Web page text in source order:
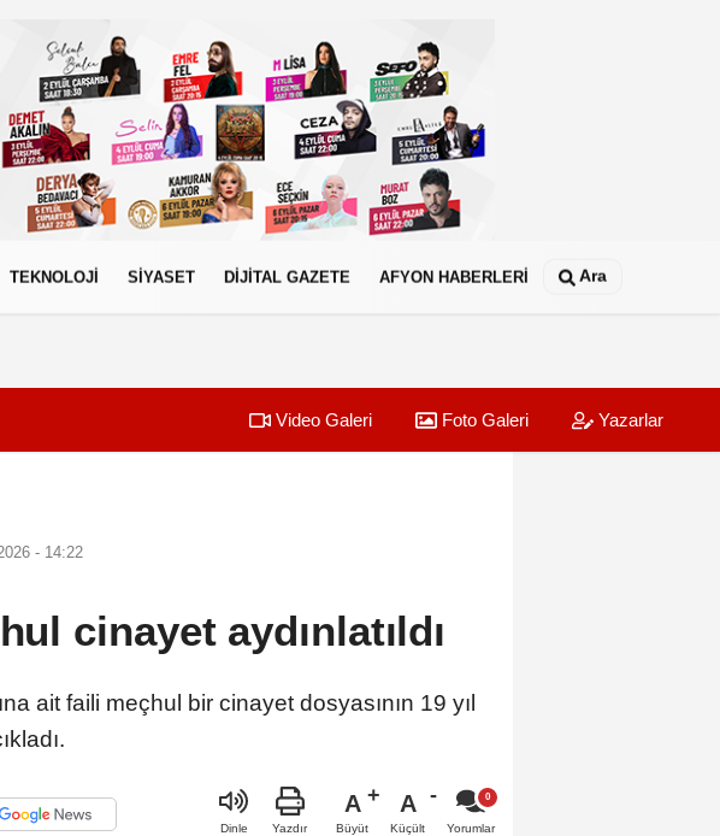
TEKNOLOJİ SİYASET DİJİTAL GAZETE AFYON HABERLERİ Ara
Video Galeri Foto Galeri Yazarlar
- 14:22
cinayet aydınlatıldı
ait faili meçhul bir cinayet dosyasının 19 yıl
Dinle Yazdır
A
Büyüt
A
Küçült Yorumlar